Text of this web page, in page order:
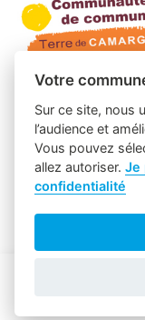
Votre
Sur ce site, nous
l’audience et
Vous pouvez
allez autoriser.Je
confidentialité